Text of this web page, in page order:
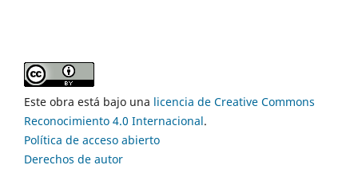
Este obra está bajo una licencia de Creative Commons
Reconocimiento 4.0 Internacional.
Política de acceso abierto
Derechos de autor